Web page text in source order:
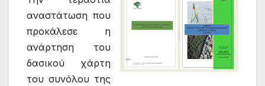
αναστάτωση που
προκάλεσε η
ανάρτηση του
δασικού χάρτη
του συνόλου της